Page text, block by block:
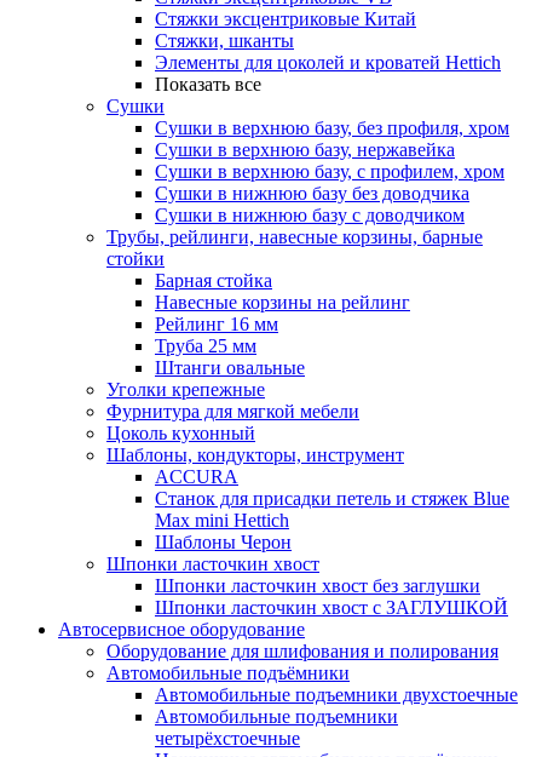
Стяжки эксцентриковые Китай
Стяжки, шканты
Элементы для цоколей и кроватей Hettich
Показать все
Сушки
Сушки в верхнюю базу, без профиля, хром
Сушки в верхнюю базу, нержавейка
Сушки в верхнюю базу, с профилем, хром
Сушки в нижнюю базу без доводчика
Сушки в нижнюю базу с доводчиком
Трубы, рейлинги, навесные корзины, барные
стойки
Барная стойка
Навесные корзины на рейлинг
Рейлинг 16 мм
Труба 25 мм
Штанги овальные
Уголки крепежные
Фурнитура для мягкой мебели
Цоколь кухонный
Шаблоны, кондукторы, инструмент
ACCURA
Станок для присадки петель и стяжек Blue
Max mini Hettich
Шаблоны Черон
Шпонки ласточкин хвост
Шпонки ласточкин хвост без заглушки
Шпонки ласточкин хвост с ЗАГЛУШКОЙ
Автосервисное оборудование
Оборудование для шлифования и полирования
Автомобильные подъёмники
Автомобильные подъемники двухстоечные
Автомобильные подъемники
четырёхстоечные